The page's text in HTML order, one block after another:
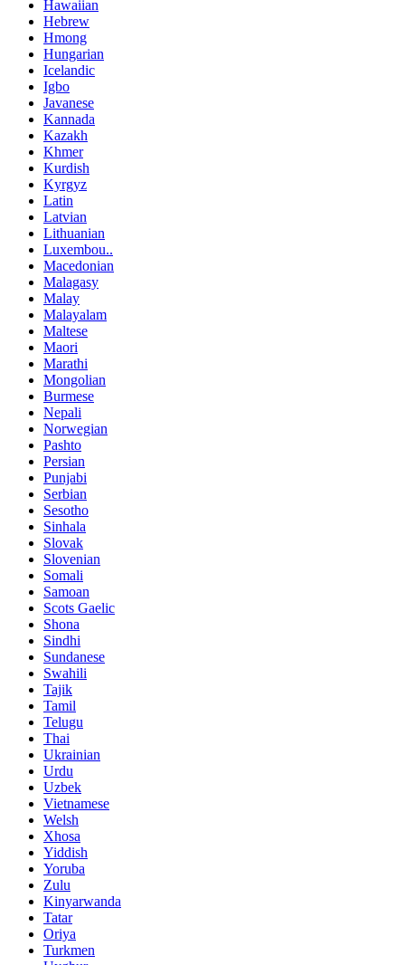
Hawaiian
Hebrew
Hmong
Hungarian
Icelandic
Igbo
Javanese
Kannada
Kazakh
Khmer
Kurdish
Kyrgyz
Latin
Latvian
Lithuanian
Luxembou..
Macedonian
Malagasy
Malay
Malayalam
Maltese
Maori
Marathi
Mongolian
Burmese
Nepali
Norwegian
Pashto
Persian
Punjabi
Serbian
Sesotho
Sinhala
Slovak
Slovenian
Somali
Samoan
Scots Gaelic
Shona
Sindhi
Sundanese
Swahili
Tajik
Tamil
Telugu
Thai
Ukrainian
Urdu
Uzbek
Vietnamese
Welsh
Xhosa
Yiddish
Yoruba
Zulu
Kinyarwanda
Tatar
Oriya
Turkmen